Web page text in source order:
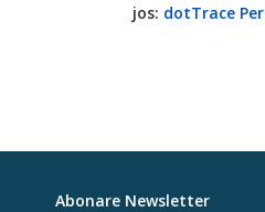
jos: dotTrace
Abonare Newsletter